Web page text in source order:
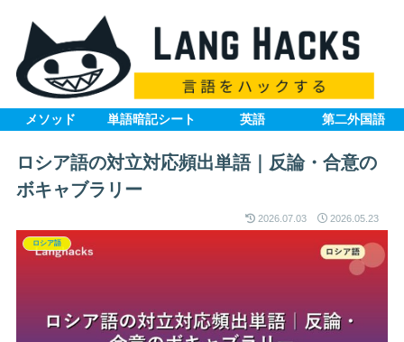
メソッド 単語暗記シート 英語 第二外国語
ロシア語の対立対応頻出単語｜反論・合意の
ボキャブラリー
2026.07.03 2026.05.23
ロシア語